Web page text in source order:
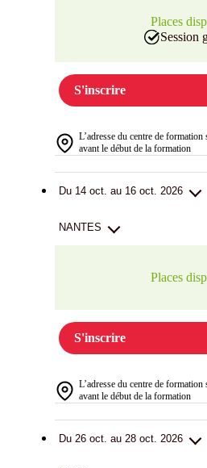
Places
Session
S'inscrire
L’adresse du centre de
avant le début de la formation
Du 14 oct. au 16 oct. 2026
NANTES
Places
S'inscrire
L’adresse du centre de
avant le début de la formation
Du 26 oct. au 28 oct. 2026